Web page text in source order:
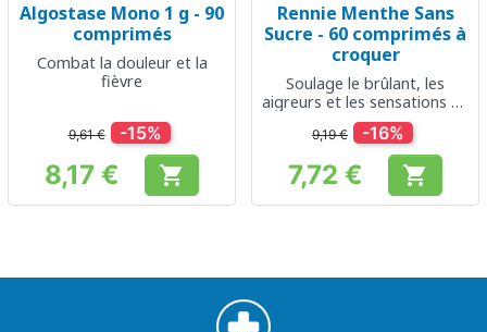
Algostase Mono 1 g - 90
comprimés
Combat la douleur et la
fièvre
9,61 € -15%
Prix
8,17 € 
Rennie Menthe Sans
Sucre - 60 comprimés à
croquer
Soulage le brûlant, les
aigreurs et les sensations de
gonflement de l'estomac
9,19 € -16%
Prix
7,72 € 